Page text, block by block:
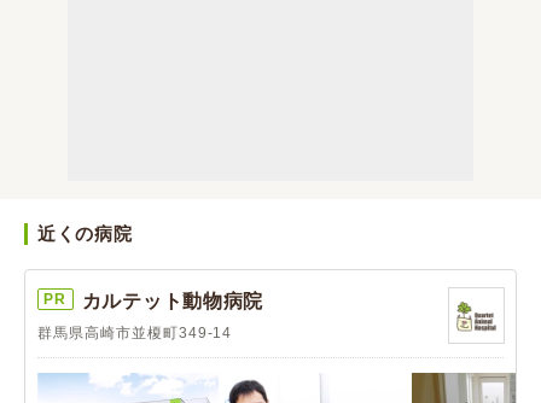
近くの病院
PR カルテット動物病院
群馬県高崎市並榎町349-14